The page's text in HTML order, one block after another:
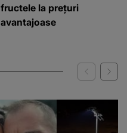
fructele la prețuri
avantajoase